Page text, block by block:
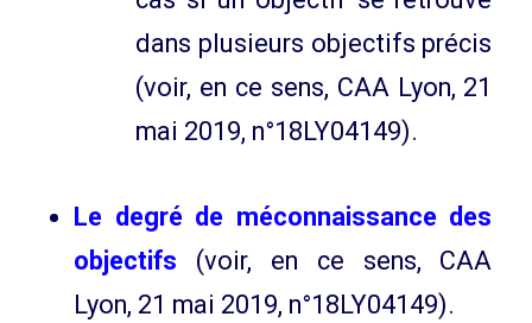
dans plusieurs objectifs précis
(voir, en ce sens, CAA Lyon, 21
mai 2019, n°18LY04149).
Le degré de méconnaissance des
objectifs (voir, en ce sens, CAA
Lyon, 21 mai 2019, n°18LY04149).